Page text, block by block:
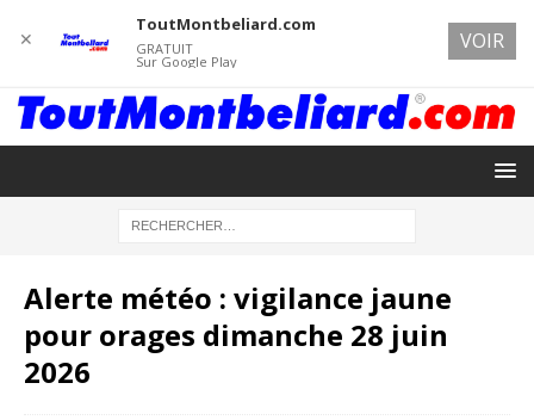
Alerte météo : vigilance jaune
pour orages dimanche 28 juin
2026
✕
ToutMontbeliard.com
GRATUIT
Sur Google Play
VOIR